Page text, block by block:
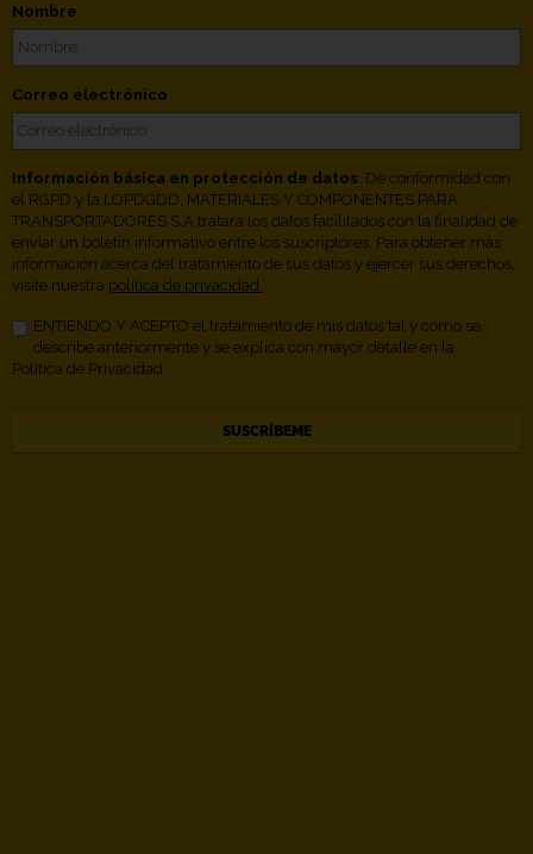
Nombre
Correo electrónico
Información básica en protección de datos . De conformidad con
el RGPD y la LOPDGDD, MATERIALES Y COMPONENTES PARA
TRANSPORTADORES S.A tratará los datos facilitados con la finalidad de
enviar un boletín informativo entre los suscriptores. Para obtener más
información acerca del tratamiento de sus datos y ejercer sus derechos,
visite nuestra política de privacidad.
ENTIENDO Y ACEPTO el tratamiento de mis datos tal y como se
describe anteriormente y se explica con mayor detalle en la
Política de Privacidad.